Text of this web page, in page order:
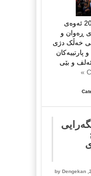
هەژێن 13ی نۆڤەمبەری 2019 ئەوەی
ڕەوان و
خەڵک دژی
پارتییەکان
و بێی
Dengekan